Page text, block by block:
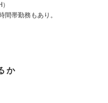
間帯勤務もあり。
か